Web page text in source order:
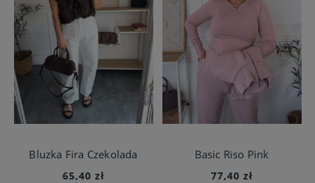
Bluzka Fira Czekolada
65,40 zł
Basic Riso Pink
77,40 zł